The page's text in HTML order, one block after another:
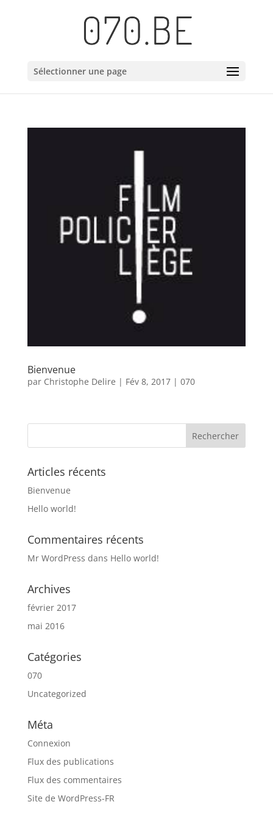
Sélectionner une page
Bienvenue
par Christophe Delire | Fév 8, 2017| 070
Articles récents
Bienvenue
Hello world!
Commentaires récents
Mr WordPress dans Hello world!
Archives
février 2017
mai 2016
Catégories
070
Uncategorized
Méta
Connexion
Flux des publications
Flux des commentaires
Site de WordPress-FR